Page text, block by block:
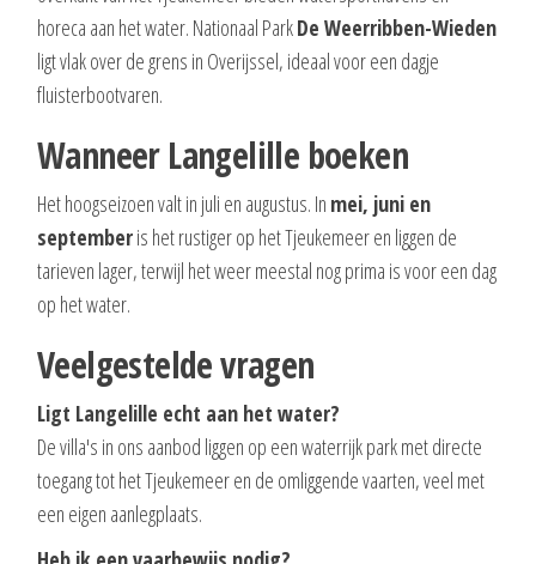
horeca aan het water. Nationaal ParkDe Weerribben-Wieden
ligt vlak over de grens in Overijssel, ideaal voor een dagje
fluisterbootvaren.
Wanneer Langelille boeken
Het hoogseizoen valt in juli en augustus. In mei, juni en
septemberis het rustiger op het Tjeukemeer en liggen de
tarieven lager, terwijl het weer meestal nog prima is voor een dag
op het water.
Veelgestelde vragen
Ligt Langelille echt aan het water?
De villa's in ons aanbod liggen op een waterrijk park met directe
toegang tot het Tjeukemeer en de omliggende vaarten, veel met
een eigen aanlegplaats.